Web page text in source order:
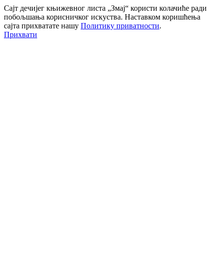
Сајт дечијег књижевног листа „Змај“ користи колачиће ради
побољшања корисничког искуства. Наставком коришћења
сајта прихватате нашу Политику приватности.
Прихвати